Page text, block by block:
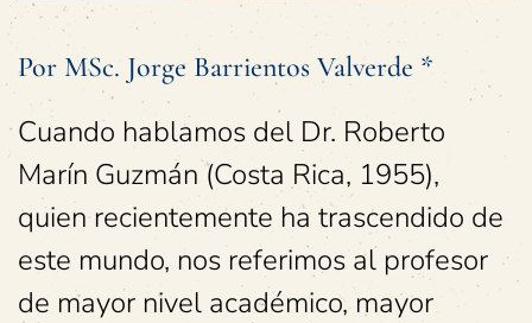
Por MSc. Jorge Barrientos Valverde *
Cuando hablamos del Dr. Roberto
Marín Guzmán (Costa Rica, 1955),
quien recientemente ha trascendido de
este mundo, nos referimos al profesor
de mayor nivel académico, mayor